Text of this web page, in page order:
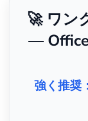
🚀 ワン
—
強く推